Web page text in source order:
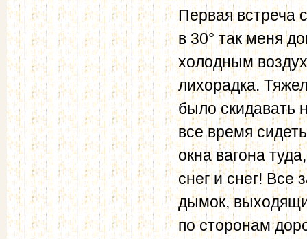
Первая встреча
в 30° так меня
холодным
лихорадка.
было скидавать
все время
окна вагона
снег и снег! Все
дымок,
по сторонам